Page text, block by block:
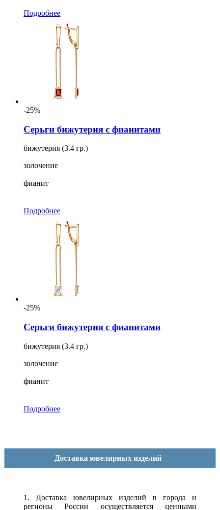
Подробнее
-25%
Серьги бижутерия с фианитами
бижутерия (3.4 гр.)
золочение
фианит
Подробнее
-25%
Серьги бижутерия с фианитами
бижутерия (3.4 гр.)
золочение
фианит
Подробнее
Доставка ювелирных изделий
1. Доставка ювелирных изделий в города и
регионы России осуществляется ценными